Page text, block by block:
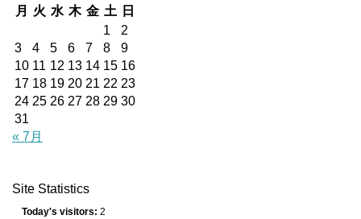
月
火 水 木 金 土
日
1
2
3
4 5 6 7 8
9
10 11 12 13 14 15 16
17 18 19 20 21 22 23
24 25 26 27 28 29 30
31
« 7月
Site Statistics
Today's visitors: 2